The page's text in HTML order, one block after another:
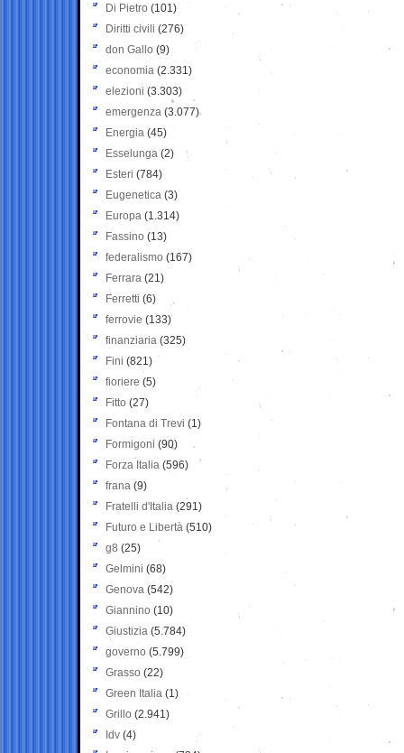
Di Pietro (101)
Diritti civili (276)
don Gallo (9)
economia (2.331)
elezioni (3.303)
emergenza (3.077)
Energia (45)
Esselunga (2)
Esteri (784)
Eugenetica (3)
Europa (1.314)
Fassino (13)
federalismo (167)
Ferrara (21)
Ferretti (6)
ferrovie (133)
finanziaria (325)
Fini (821)
fioriere (5)
Fitto (27)
Fontana di Trevi (1)
Formigoni (90)
Forza Italia (596)
frana (9)
Fratelli d'Italia (291)
Futuro e Libertà (510)
g8 (25)
Gelmini (68)
Genova (542)
Giannino (10)
Giustizia (5.784)
governo (5.799)
Grasso (22)
Green Italia (1)
Grillo (2.941)
Idv (4)